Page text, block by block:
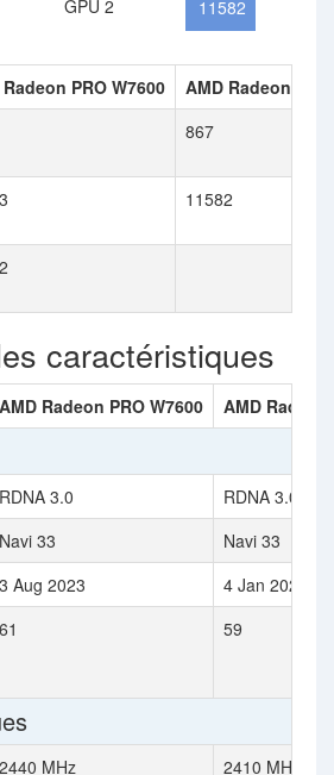
GPU 2
11582
PRO W7600
AMD Radeon RX
867
11582
caractéristiques
AMD Radeon PRO W7600 AMD Radeon
RDNA 3.0
RDNA 3.0
Navi 33
Navi 33
3 Aug 2023
4 Jan 2023
61 59
2440 MHz 2410 MHz